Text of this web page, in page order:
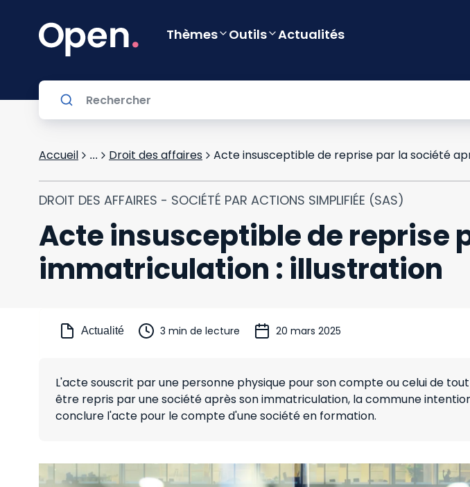
Thèmes Outils Actualités
Accueil ... Droit des affaires Acte insusceptible de reprise par la société
DROIT DES AFFAIRES - SOCIÉTÉ PAR ACTIONS SIMPLIFIÉE (SAS)
Acte insusceptible de reprise
immatriculation : illustration
Actualité 3 min de lecture 20 mars 2025
L'acte souscrit par une personne physique pour son compte ou celui de
être repris par une société après son immatriculation, la commune
conclure l'acte pour le compte d'une société en formation.